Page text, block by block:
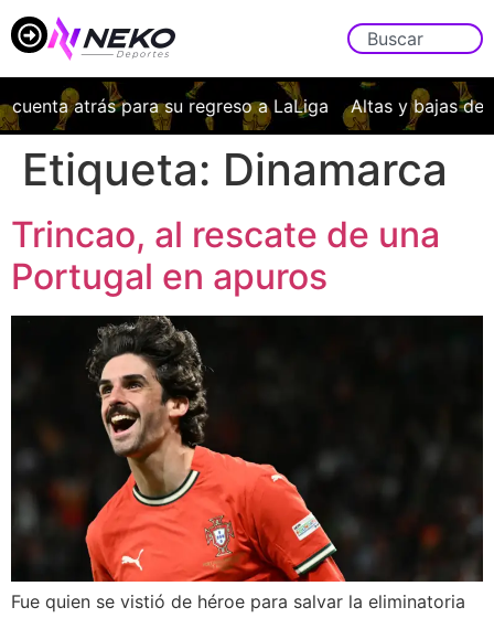
atrás para su regreso a LaLiga Altas y bajas de
Etiqueta: Dinamarca
Trincao, al rescate de una
Portugal en apuros
Fue quien se vistió de héroe para salvar la eliminatoria